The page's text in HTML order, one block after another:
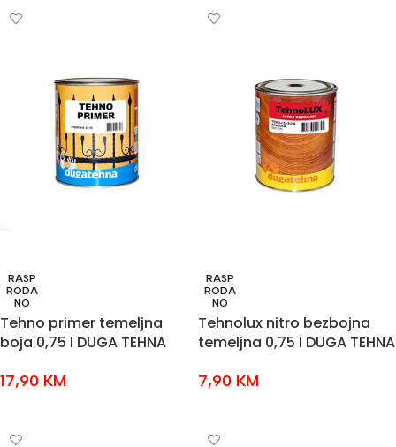
RASP
RODA
NO
Tehno primer temeljna
boja 0,75 l DUGA TEHNA
17,90 KM
RASP
RODA
NO
Tehnolux nitro bezbojna
temeljna 0,75 l DUGA TEHNA
7,90 KM